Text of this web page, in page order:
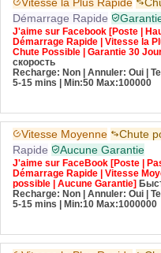
Démarrage Rapide
J'aime sur Facebook [Poste |
Démarrage Rapide | Vitesse la
Chute Possible | Garantie 30
скорость
Recharge: Non | Annuler: Oui |
5-15 mins | Min:50 Max:100000
Vitesse Moyenne Chute
Rapide
Aucune Garantie
J'aime sur FaceBook [Poste | Pas
Démarrage Rapide | Vitesse
possible | Aucune Garantie]
Recharge: Non | Annuler: Oui |
5-15 mins | Min:10 Max:1000000
Vitesse la Plus Rapide